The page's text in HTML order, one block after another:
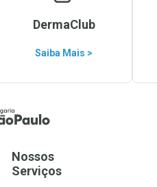
DermaClub
Saiba Mais >
Nossos
Serviços